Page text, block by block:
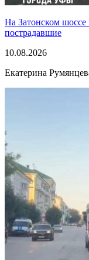
На Затонском шоссе
пострадавшие
10.08.2026
Екатерина